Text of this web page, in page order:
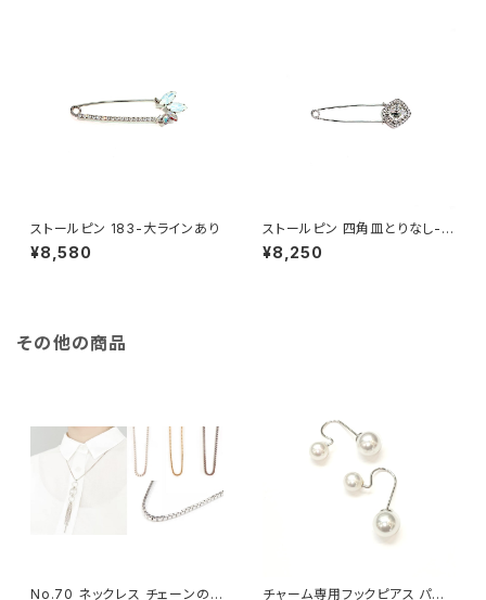
ストールピン 183-大ラインあり
¥8,580
ストールピン 四角皿とりなし-大
ラインなし
¥8,250
その他の商品
No.70 ネックレス チェーンの
チャーム専用フックピアス パー